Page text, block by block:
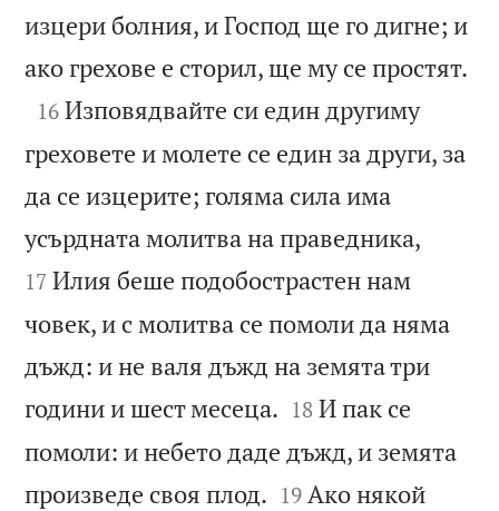
изцери болния, и Господ ще го дигне; и
ако грехове е сторил, ще му се простят.

16 Изповядвайте си един другиму
греховете и молете се един за други, за
да се изцерите; голяма сила има
усърдната молитва на праведника,
17 Илия беше подобострастен нам
човек, и с молитва се помоли да няма
дъжд: и не валя дъжд на земята три
години и шест месеца. 

18 И пак се
помоли: и небето даде дъжд, и земята
произведе своя плод. 

19 Ако някой